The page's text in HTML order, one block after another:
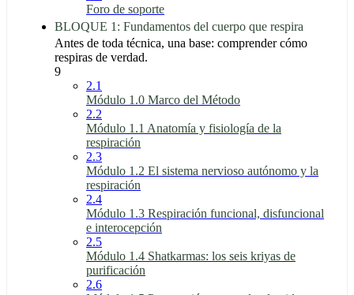
Foro de soporte
BLOQUE 1: Fundamentos del cuerpo que respira
Antes de toda técnica, una base: comprender cómo
respiras de verdad.
9
2.1
Módulo 1.0 Marco del Método
2.2
Módulo 1.1 Anatomía y fisiología de la
respiración
2.3
Módulo 1.2 El sistema nervioso autónomo y la
respiración
2.4
Módulo 1.3 Respiración funcional, disfuncional
e interocepción
2.5
Módulo 1.4 Shatkarmas: los seis kriyas de
purificación
2.6